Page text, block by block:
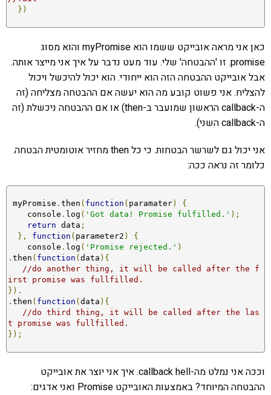
})
כאן אני מראה אובייקט ששמו הוא myPromise והוא מסוג
promise. זו 'ההבטחה' שלי. עוד מעט נדבר על איך אני מייצר אותה.
אבל אובייקט ההבטחה הזה הוא ייחודי. הוא יכול להיכשל ויכול
להצליח. אני פשוט קובע מה הוא יעשה אם ההבטחה מצליחה (זה
ה-callback הראשון שמועבר ב-then) או אם ההבטחה ניכשלת (זה
ה-callback השני).
אני יכול גם לשרשר הבטחות. כי כל then מחזיר אוטומטית הבטחה.
כלומר זה נראה ככה:
myPromise . then ( function ( paramater)
{
    console
. log ( 'Got data! Promise fulfilled.' );
return data ;
},
function ( parameter2 )
{
    console
. log ( 'Promise rejected.' )
. then ( function (data ){
//do another thing, it will be called after the f
irst promise was fullfilled.
}).
. then ( function (data ){
//do third thing, it will be called after the las
t promise was fullfilled.
});
וככה אני נמלט מה-callback hell. איך אני יוצר את אובייקט
ההבטחה המיוחד? באמצעות האובייקט Promise ואני אדגים: